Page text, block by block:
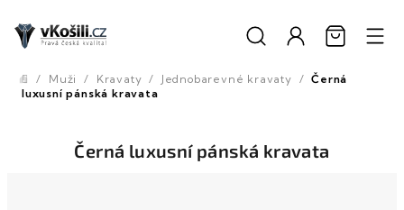
obsah
Domů
/ Muži / Kravaty / Jednobarevné kravaty / Černá
luxusní pánská kravata
Černá luxusní pánská kravata